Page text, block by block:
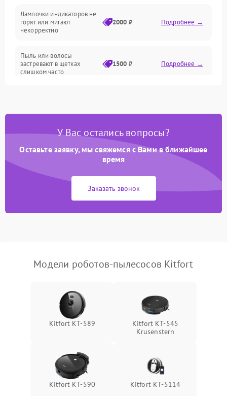
Батарея
Программные сбои
Лампочки индикаторов не
горят или мигают
некорректно
2000 ₽ Подробнее →
Пыль или волосы
застревают в щетках
слишком часто
1500 ₽ Подробнее →
У Вас остались вопросы?
Оставьте заявку, мы свяжемся с Вами в ближайшее
время
Заказать звонок
Модели роботов-пылесосов Kitfort
Kitfort KT-589
Kitfort КТ-545
Krusenstern
Kitfort KT-590 Kitfort КТ-5114